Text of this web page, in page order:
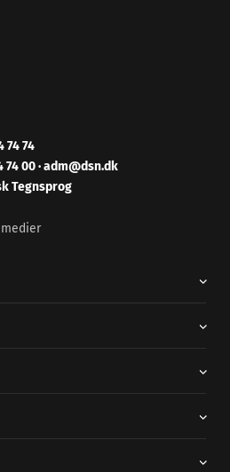
74 74
74 00·adm@dsn.dk
Tegnsprog